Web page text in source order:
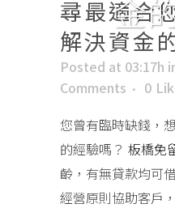
金
尋最適合
解決資金
Posted at 03:17h
Comments
0
您曾有臨時缺錢，
的經驗嗎？ 板橋免
齡，有無貸款均可
經營原則協助客戶